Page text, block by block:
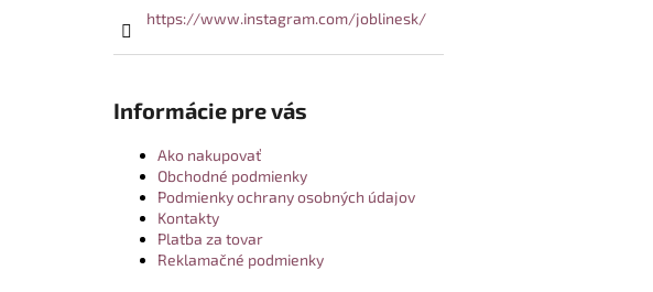
https://www.instagram.com/joblinesk/
Informácie pre vás
Ako nakupovať
Obchodné podmienky
Podmienky ochrany osobných údajov
Kontakty
Platba za tovar
Reklamačné podmienky